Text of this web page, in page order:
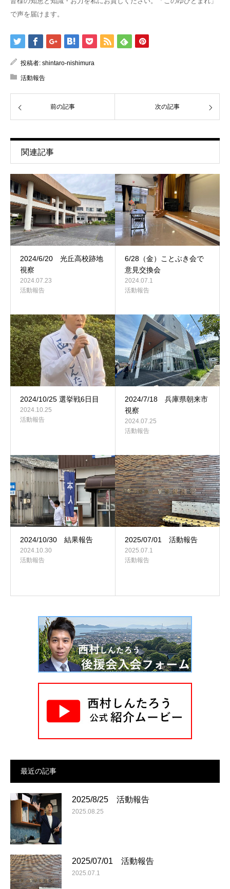
で声を届けます。
投稿者: shintaro-nishimura
活動報告
前の記事 次の記事
関連記事
2024/6/20 光丘高校跡地
視察
2024.07.23
活動報告
6/28（金）ことぶき会で
意見交換会
2024.07.1
活動報告
2024/10/25 選挙戦6日目
2024.10.25
活動報告
2024/7/18 兵庫県朝来市
視察
2024.07.25
活動報告
2024/10/30 結果報告
2024.10.30
活動報告
2025/07/01 活動報告
2025.07.1
活動報告
最近の記事
2025/8/25 活動報告
2025.08.25
2025/07/01 活動報告
2025.07.1